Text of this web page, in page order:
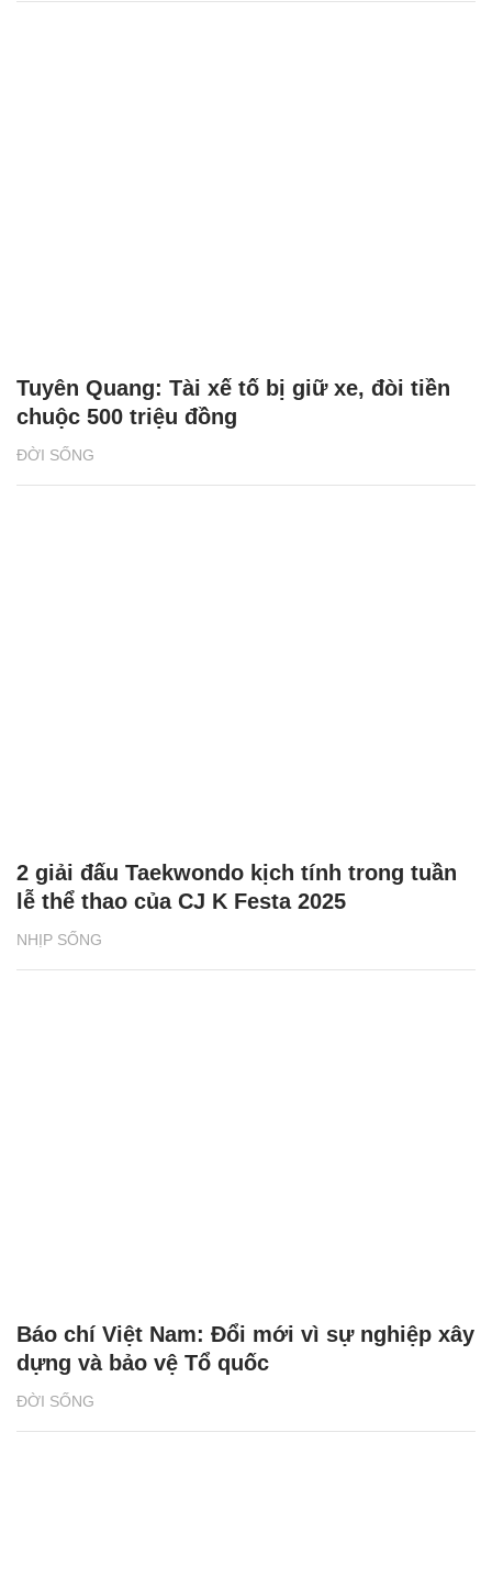
ĐỜI SỐNG
Tuyên Quang: Tài xế tố bị giữ xe, đòi tiền
chuộc 500 triệu đồng
NHỊP SỐNG
2 giải đấu Taekwondo kịch tính trong tuần
lễ thể thao của CJ K Festa 2025
ĐỜI SỐNG
Báo chí Việt Nam: Đổi mới vì sự nghiệp xây
dựng và bảo vệ Tổ quốc